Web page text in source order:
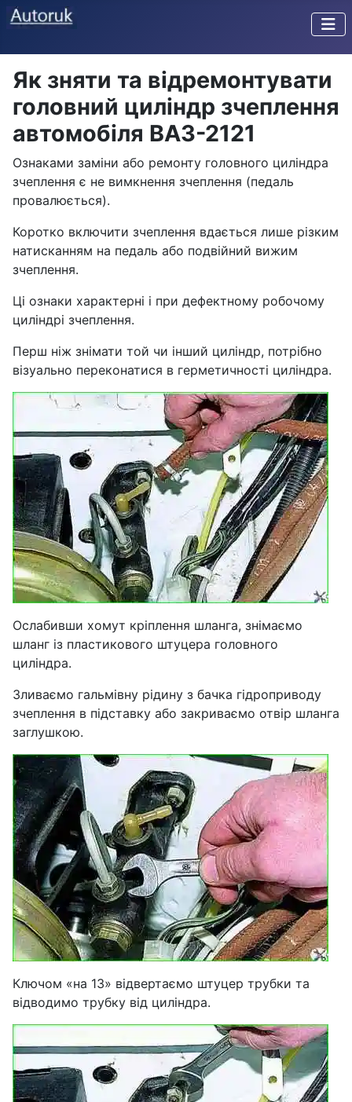
Як зняти та відремонтувати
головний циліндр зчеплення
автомобіля ВАЗ-2121
Ознаками заміни або ремонту головного циліндра
зчеплення є не вимкнення зчеплення (педаль
провалюється).
Коротко включити зчеплення вдається лише різким
натисканням на педаль або подвійний вижим
зчеплення.
Ці ознаки характерні і при дефектному робочому
циліндрі зчеплення.
Перш ніж знімати той чи інший циліндр, потрібно
візуально переконатися в герметичності циліндра.
Ослабивши хомут кріплення шланга, знімаємо
шланг із пластикового штуцера головного
циліндра.
Зливаємо гальмівну рідину з бачка гідроприводу
зчеплення в підставку або закриваємо отвір шланга
заглушкою.
Ключом «на 13» відвертаємо штуцер трубки та
відводимо трубку від циліндра.